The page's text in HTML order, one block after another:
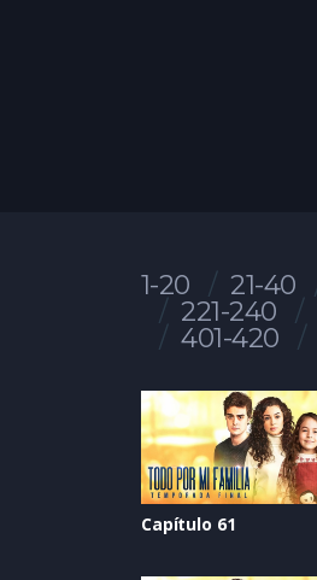
1-20 21-40
221-240
401-420
Capítulo 61